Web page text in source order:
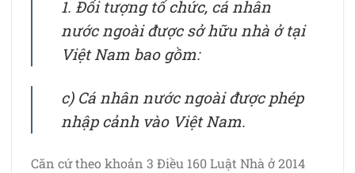
1. Đối tượng tổ chức, cá nhân
nước ngoài được sở hữu nhà ở tại
Việt Nam bao gồm:
c) Cá nhân nước ngoài được phép
nhập cảnh vào Việt Nam.
Căn cứ theo khoản 3 Điều 160 Luật Nhà ở 2014